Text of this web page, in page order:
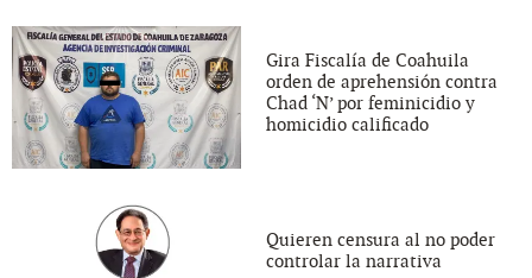
Gira Fiscalía de Coahuila
orden de aprehensión contra
Chad ‘N’ por feminicidio y
homicidio calificado
Quieren censura al no poder
controlar la narrativa